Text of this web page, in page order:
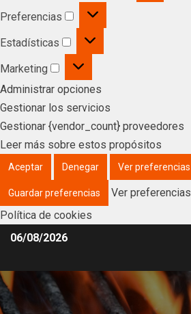
Preferencias
Estadísticas
Marketing
Administrar opciones
Gestionar los servicios
Gestionar {vendor_count} proveedores
Leer más sobre estos propósitos
Aceptar Denegar Ver preferencias
Guardar preferencias
Ver preferencias
Política de cookies
06/08/2026